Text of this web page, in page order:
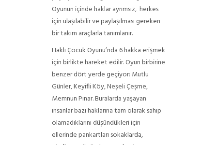
Oyunun içinde haklar ayrımsız, herkes
için ulaşılabilir ve paylaşılması gereken
bir takım araçlarla tanımlanır.
Haklı Çocuk Oyunu’nda 6 hakka erişmek
için birlikte hareket edilir. Oyun birbirine
benzer dört yerde geçiyor: Mutlu
Günler, Keyifli Köy, Neşeli Çeşme,
Memnun Pınar. Buralarda yaşayan
insanlar bazı haklarına tam olarak sahip
olamadıklarını düşündükleri için
ellerinde pankartları sokaklarda,